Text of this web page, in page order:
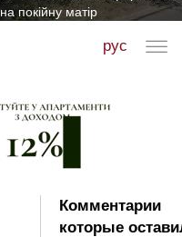
на покійну матір
рус
Комментарии
которые